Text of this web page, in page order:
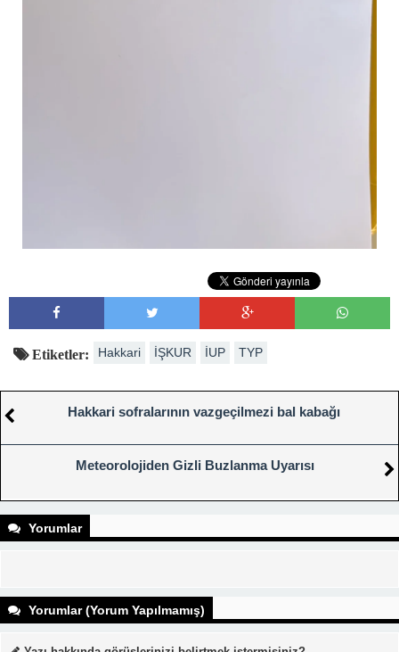
Etiketler: Hakkari İŞKUR İUP TYP
Hakkari sofralarının vazgeçilmezi bal kabağı
Meteorolojiden Gizli Buzlanma Uyarısı
Yorumlar
Yorumlar (Yorum Yapılmamış)